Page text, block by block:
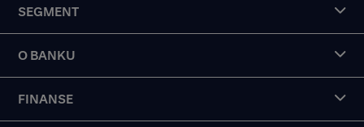
SEGMENT
O BANKU
FINANSE